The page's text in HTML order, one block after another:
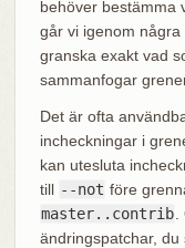
behöver bestämma
går vi igenom
granska exakt vad
sammanfogar
Det är ofta
incheckningar i
kan utesluta
till --not före
master..contrib
ändringspatchar,